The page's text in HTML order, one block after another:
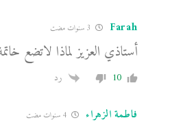
Farah
أستاذي العزيز لماذا لاتضع
10 رد
فاطمة الزهراء